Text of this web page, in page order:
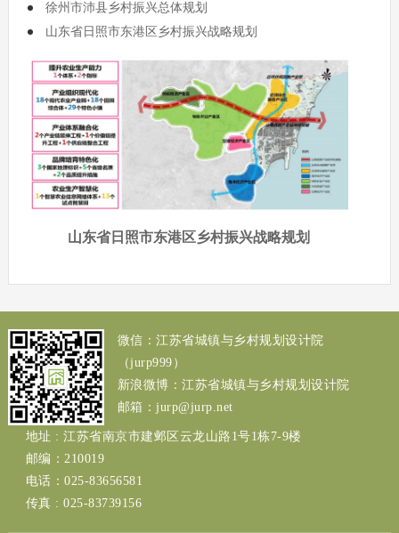
徐州市沛县乡村振兴总体规划
山东省日照市东港区乡村振兴战略规划
山东省日照市东港区乡村振兴战略规划
微信：江苏省城镇与乡村规划设计院
（jurp999）
新浪微博：江苏省城镇与乡村规划设计院
邮箱：jurp@jurp.net
地址 : 江苏省南京市建邺区云龙山路1号1栋7-9楼
邮编：210019
电话：025-83656581
传真 : 025-83739156